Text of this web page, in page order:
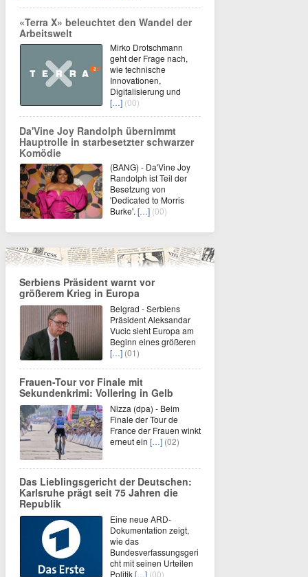
«Terra X» beleuchtet den Wandel der
Arbeitswelt
Mirko Drotschmann
geht der Frage nach,
wie technische
Innovationen,
Digitalisierung und
[…] (00)
Da'Vine Joy Randolph übernimmt
Hauptrolle in starbesetzter schwarzer
Komödie
(BANG) - Da'Vine Joy
Randolph ist Teil der
Besetzung von
'Dedicated to Morris
Burke'. […] (00)
Serbiens Präsident warnt vor
größerem Krieg in Europa
Belgrad - Serbiens
Präsident Aleksandar
Vucic sieht Europa am
Beginn eines größeren
[…] (01)
Frauen-Tour vor Finale mit
Sekundenkrimi: Vollering in Gelb
Nizza (dpa) - Beim
Finale der Tour de
France der Frauen winkt
erneut ein […] (02)
Das Lieblingsgericht der Deutschen:
Karlsruhe prägt seit 75 Jahren die
Republik
Eine neue ARD-
Dokumentation zeigt,
wie das
Bundesverfassungsgeri
cht mit seinen Urteilen
Politik[…] (00)